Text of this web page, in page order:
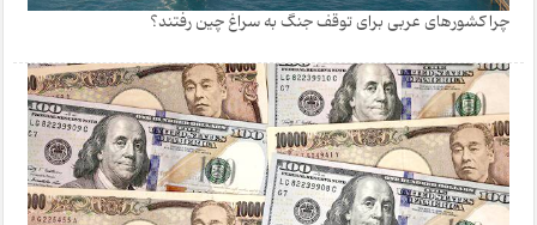
چرا کشورهای عربی برای توقف جنگ به سراغ چین رفتند؟